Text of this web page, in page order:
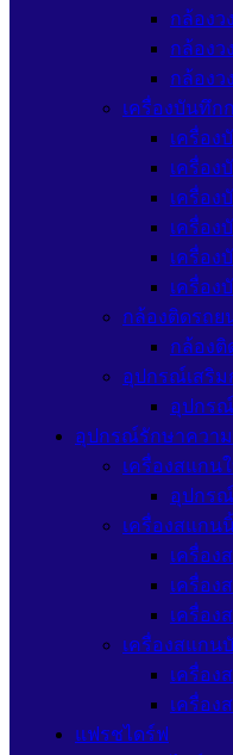
กล้องว
กล้องว
กล้องว
เครื่องบันทึก
เครื่อง
เครื่อง
เครื่อง
เครื่อง
เครื่อง
เครื่อง
กล้องติดรถย
กล้องติ
อุปกรณ์เสริม
อุปกรณ์
อุปกรณ์รักษาควา
เครื่องสแกน
อุปกรณ์
เครื่องสแกน
เครื่อง
เครื่อง
เครื่อง
เครื่องสแกน
เครื่อง
เครื่อง
แฟรชไดร์ฟ